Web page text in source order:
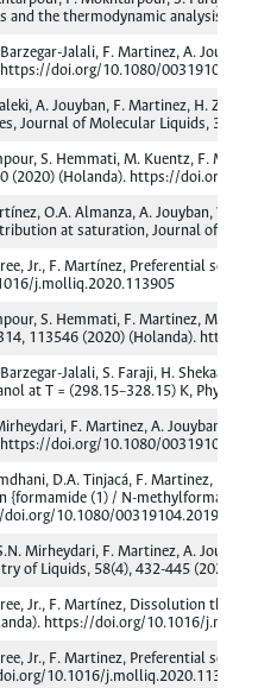
and the thermodynamic analysis of
Jalali, F. Martinez, A.
doi.org/10.1080/
A. Jouyban, F. Martinez, H. Zhao,
Journal of Molecular Liquids, 320,
S. Hemmati, M. Kuentz, F.
(2020) (Holanda). https://doi.org/
O.A. Almanza, A. Jouyban, W.E.
at saturation, Journal of
Jr., F. Martínez, Preferential
j.molliq.2020.113905
S. Hemmati, F. Martinez, M.
113546 (2020) (Holanda). https://
Jalali, S. Faraji, H. Shekaari,
at T = (298.15–328.15) K, Physics
F. Martinez, A. Jouyban,
doi.org/10.1080/
D.A. Tinjacá, F. Martinez, L.C.
{formamide (1) / N-methylformamide
10.1080/
Mirheydari, F. Martinez, A.
of Liquids, 58(4), 432-445 (2020)
Jr., F. Martínez, Dissolution
https://doi.org/10.1016/
Jr., F. Martinez, Preferential
10.1016/j.molliq.2020.113249